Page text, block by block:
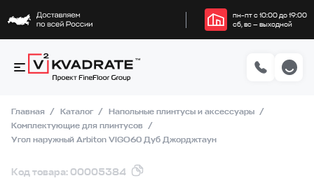
пн–пт с 10:00 до 19:00
сб, вс — выходной
Главная Каталог
Напольные плинтусы и аксессуары
Комплектующие для плинтусов
Угол наружный Arbiton VIGO60 Дуб Джорджтаун
Код товара: 00005384